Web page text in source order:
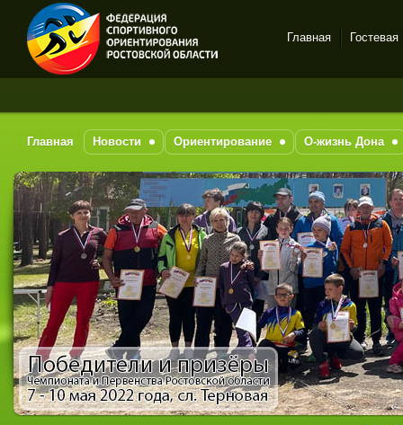
Спортивное
на-Дону
Главная Гостевая
Главная Новости Ориентирование О-жизнь Дона